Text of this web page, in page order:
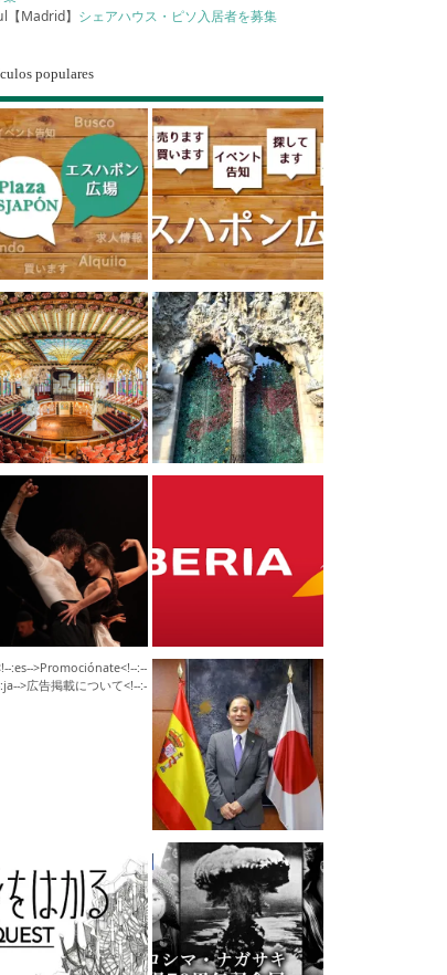
【Madrid】 シェアハウス・ピソ入居者を募集
populares